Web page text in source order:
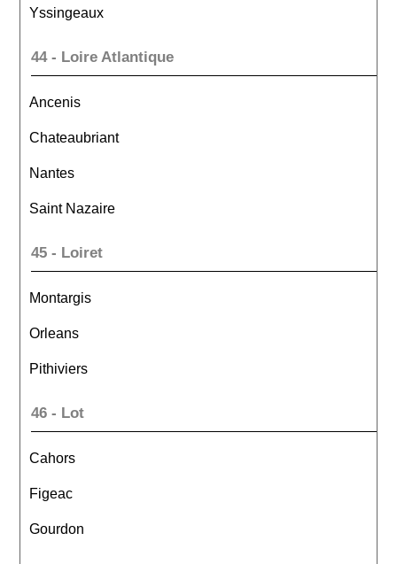
Yssingeaux
44 - Loire Atlantique
Ancenis
Chateaubriant
Nantes
Saint Nazaire
45 - Loiret
Montargis
Orleans
Pithiviers
46 - Lot
Cahors
Figeac
Gourdon